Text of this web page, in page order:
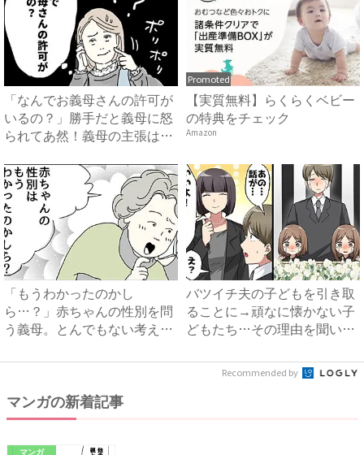
「なんでお義母さんの許可が
いるの？」勝手だと義母に怒
られてあ然！義母の主張は…
Promoted
【実質無料】らくらくベビー
の特典をチェック
Amazon
「もうわかったのかし
ら…？」赤ちゃんの性別を問
う義母。とんでもない考えが
バツイチ夫の子どもを引き取
ることに→頑なに懐かない子
どもたち…その理由を聞いて
Recommended by
マンガの新着記事
マンガ